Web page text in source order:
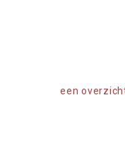
een